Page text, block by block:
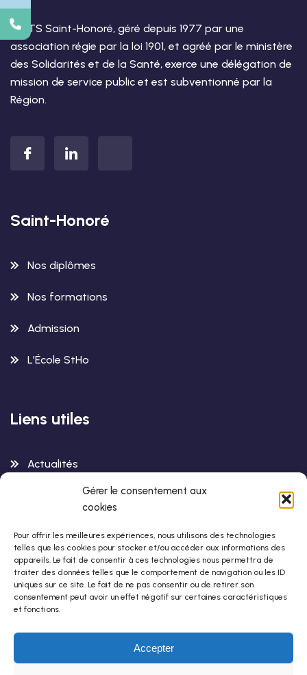
Gérer le consentement aux
cookies
Pour offrir les meilleures expériences, nous utilisons des technologies
telles que les cookies pour stocker et/ou accéder aux informations des
appareils. Le fait de consentir à ces technologies nous permettra de
traiter des données telles que le comportement de navigation ou les ID
uniques sur ce site. Le fait de ne pas consentir ou de retirer son
consentement peut avoir un effet négatif sur certaines caractéristiques
et fonctions.
Accepter
L’EFTS Saint-Honoré, géré depuis 1977 par une
association régie par la loi 1901, et agréé par le ministère
des Solidarités et de la Santé, exerce une délégation de
mission de service public et est subventionné par la
Région.
Saint-Honoré
Nos diplômes
Nos formations
Admission
L’École StHo
Liens utiles
Actualités
Contactez-Nous
Infos de contact
Centre StHo
42-44 rue de Romainville
75019 Paris
01 42 88 80 80